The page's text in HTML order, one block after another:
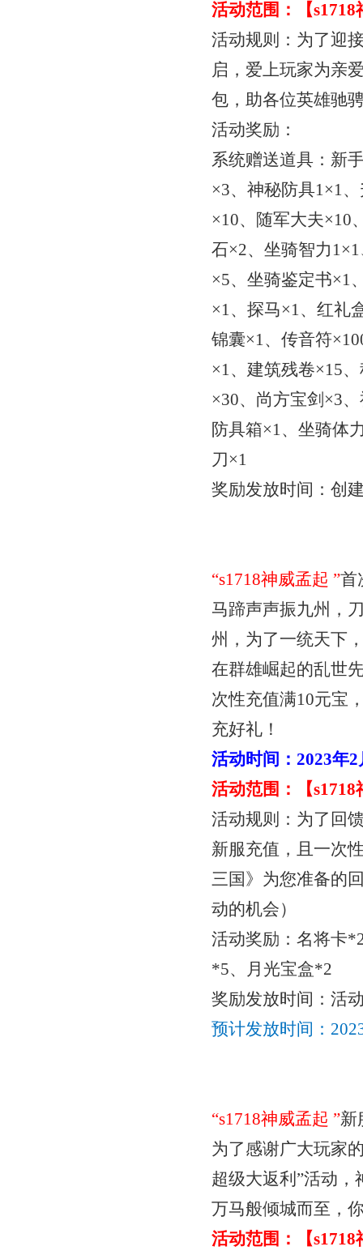
活动范围：【
活动规则：为了迎
启，爱上玩家为亲
包，助各位英雄驰
活动奖励：
系统赠送道具：新
×3、神秘防具1×1
×10、随军大夫×10
石×2、坐骑智力
×5、坐骑鉴定书×1
×1、探马×1、红礼
锦囊×1、传音符
×1、建筑残卷×15
×30、尚方宝剑×3
防具箱×1、坐骑体
刀×1
奖励发放时间：创
“s1718神威孟起”首
马蹄声声振九州，
州，为了一统天下
在群雄崛起的乱世
次性充值满10元宝
充好礼！
活动时间：2023年
活动范围：【
活动规则：为了回
新服充值，且一次
三国》为您准备的
动的机会）
活动奖励：名将卡
*5、月光宝盒*2
奖励发放时间：活
预计发放时间：
“s1718神威孟起”新
为了感谢广大玩家
超级大返利 ”活动，
万马般倾城而至，
活动范围：【